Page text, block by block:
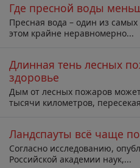
Где пресной воды
Пресная вода – один из
этом крайне неравномерно...
Длинная тень лесных
здоровье
Дым от лесных пожаров
тысячи километров,
Ландспауты всё чаще
Согласно исследованию,
Российской академии наук,...